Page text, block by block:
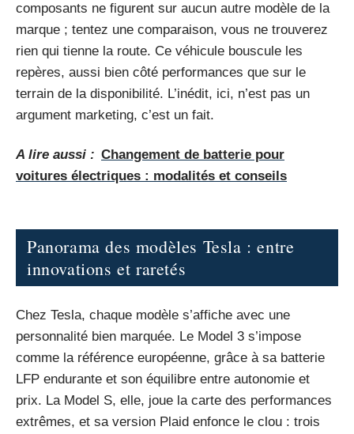
composants ne figurent sur aucun autre modèle de la
marque ; tentez une comparaison, vous ne trouverez
rien qui tienne la route. Ce véhicule bouscule les
repères, aussi bien côté performances que sur le
terrain de la disponibilité. L’inédit, ici, n’est pas un
argument marketing, c’est un fait.
A lire aussi : Changement de batterie pour
voitures électriques : modalités et conseils
Panorama des modèles Tesla : entre
innovations et raretés
Chez Tesla, chaque modèle s’affiche avec une
personnalité bien marquée. Le Model 3 s’impose
comme la référence européenne, grâce à sa batterie
LFP endurante et son équilibre entre autonomie et
prix. La Model S, elle, joue la carte des performances
extrêmes, et sa version Plaid enfonce le clou : trois